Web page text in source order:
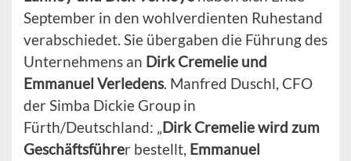
September in den wohlverdienten Ruhestand
verabschiedet. Sie übergaben die Führung des
Unternehmens an Dirk Cremelie und
Emmanuel Verledens. Manfred Duschl, CFO
der Simba Dickie Group in
Fürth/Deutschland: „Dirk Cremelie wird zum
Geschäftsführer bestellt, Emmanuel